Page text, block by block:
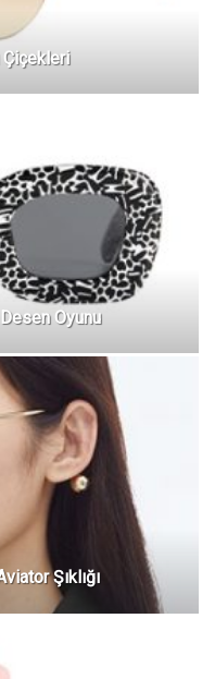
Çiçekleri
Oyunu
Şıklığı